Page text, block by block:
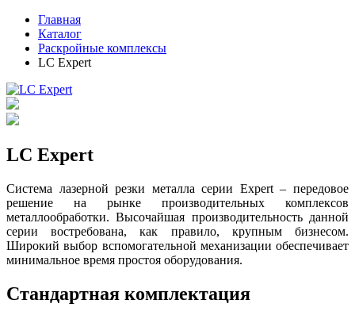
Главная
Каталог
Раскройные комплексы
LC Expert
LC Expert
Система лазерной резки металла серии Expert – передовое
решение на рынке производительных комплексов
металлообработки. Высочайшая производительность данной
серии востребована, как правило, крупным бизнесом.
Широкий выбор вспомогательной механизации обеспечивает
минимальное время простоя оборудования.
Стандартная комплектация